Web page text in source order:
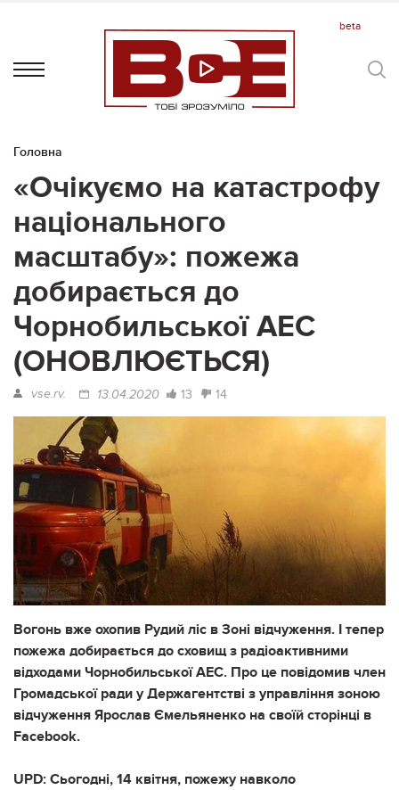
Головна
«Очікуємо на катастрофу
національного
масштабу»: пожежа
добирається до
Чорнобильської АЕС
(ОНОВЛЮЄТЬСЯ)
vse.rv. 13.04.2020 13 14
Вогонь вже охопив Рудий ліс в Зоні відчуження. І тепер
пожежа добирається до сховищ з радіоактивними
відходами Чорнобильської АЕС. Про це повідомив член
Громадської ради у Держагентстві з управління зоною
відчуження Ярослав Ємельяненко на своїй сторінці в
Facebook.
UPD: Сьогодні, 14 квітня, пожежу навколо